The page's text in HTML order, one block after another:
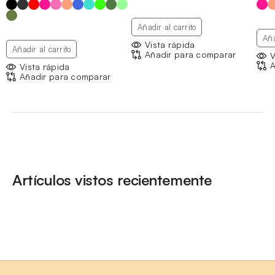
Añadir al carrito
Vista rápida
Añadir para comparar
10,88 €
Añadir al carrito
Vista rápida
Añadir para comparar
Artículos vistos recientemente